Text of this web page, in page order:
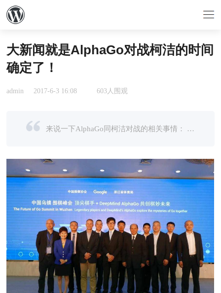
大新闻就是AlphaGo对战柯洁的时间
确定了！
admin 2017-6-3 16:08 603人围观
来说一下AlphaGo同柯洁对战的相关事情： 5月23日至27日，谷歌将与中国围棋协会及浙江省体育局合作，在乌镇举办“中国乌镇·围棋峰会”。此次峰会特别设计了AlphaGo与中国顶尖棋手的多种比赛形式，包括： 人机配对 ...